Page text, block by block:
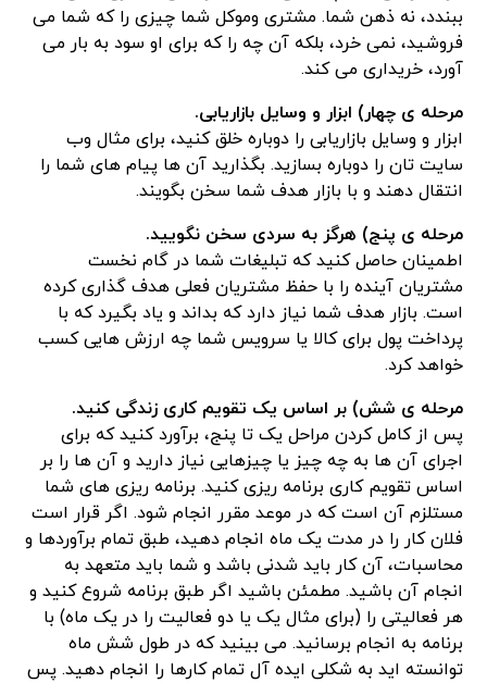
ببندد، نه ذهن شما. مشتری وموکل شما چیزی را که شما می
فروشید، نمی خرد، بلکه آن چه را که برای او سود به بار می
آورد، خریداری می کند.
مرحله ی چهار) ابزار و وسایل بازاریابی.
ابزار و وسایل بازاریابی را دوباره خلق کنید، برای مثال وب
سایت تان را دوباره بسازید. بگذارید آن ها پیام های شما را
انتقال دهند و با بازار هدف شما سخن بگویند.
مرحله ی پنج) هرگز به سردی سخن نگویید.
اطمینان حاصل کنید که تبلیغات شما در گام نخست
مشتریان آینده را با حفظ مشتریان فعلی هدف گذاری کرده
است. بازار هدف شما نیاز دارد که بداند و یاد بگیرد که با
پرداخت پول برای کالا یا سرویس شما چه ارزش هایی کسب
خواهد کرد.
مرحله ی شش) بر اساس یک تقویم کاری زندگی کنید.
پس از کامل کردن مراحل یک تا پنج، برآورد کنید که برای
اجرای آن ها به چه چیز یا چیزهایی نیاز دارید و آن ها را بر
اساس تقویم کاری برنامه ریزی کنید. برنامه ریزی های شما
مستلزم آن است که در موعد مقرر انجام شود. اگر قرار است
فلان کار را در مدت یک ماه انجام دهید، طبق تمام برآوردها و
محاسبات، آن کار باید شدنی باشد و شما باید متعهد به
انجام آن باشید. مطمئن باشید اگر طبق برنامه شروع کنید و
هر فعالیتی را (برای مثال یک یا دو فعالیت را در یک ماه) با
برنامه به انجام برسانید. می بینید که در طول شش ماه
توانسته اید به شکلی ایده آل تمام کارها را انجام دهید. پس